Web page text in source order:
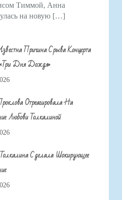
Тиммой, Анна
на новую […]
Причина Срыва Концерта
Дня Дождя»
Отреагировала На
Любови Толкалиной
Сделала Шокирующее